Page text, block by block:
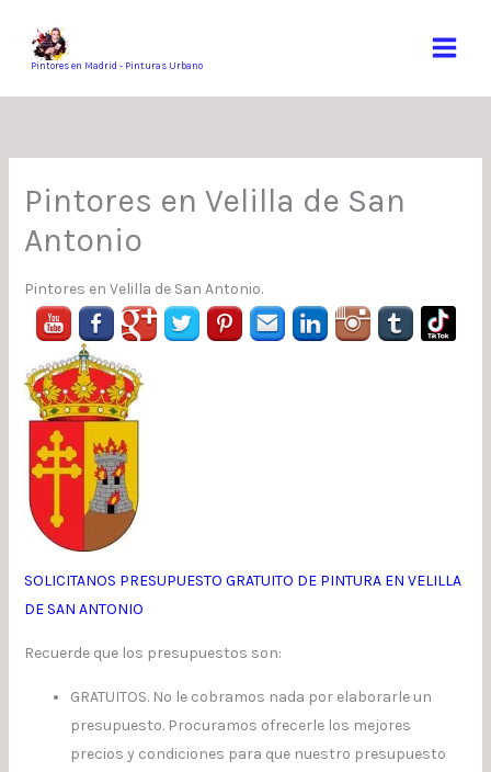
contenidoPintores en Madrid - Pinturas Urbano
Pintores en Velilla de San
Antonio
Pintores en Velilla de San Antonio.
SOLICITANOS PRESUPUESTO GRATUITO DE PINTURA EN VELILLA
DE SAN ANTONIO
Recuerde que los presupuestos son:
GRATUITOS. No le cobramos nada por elaborarle un
presupuesto. Procuramos ofrecerle los mejores
precios y condiciones para que nuestro presupuesto